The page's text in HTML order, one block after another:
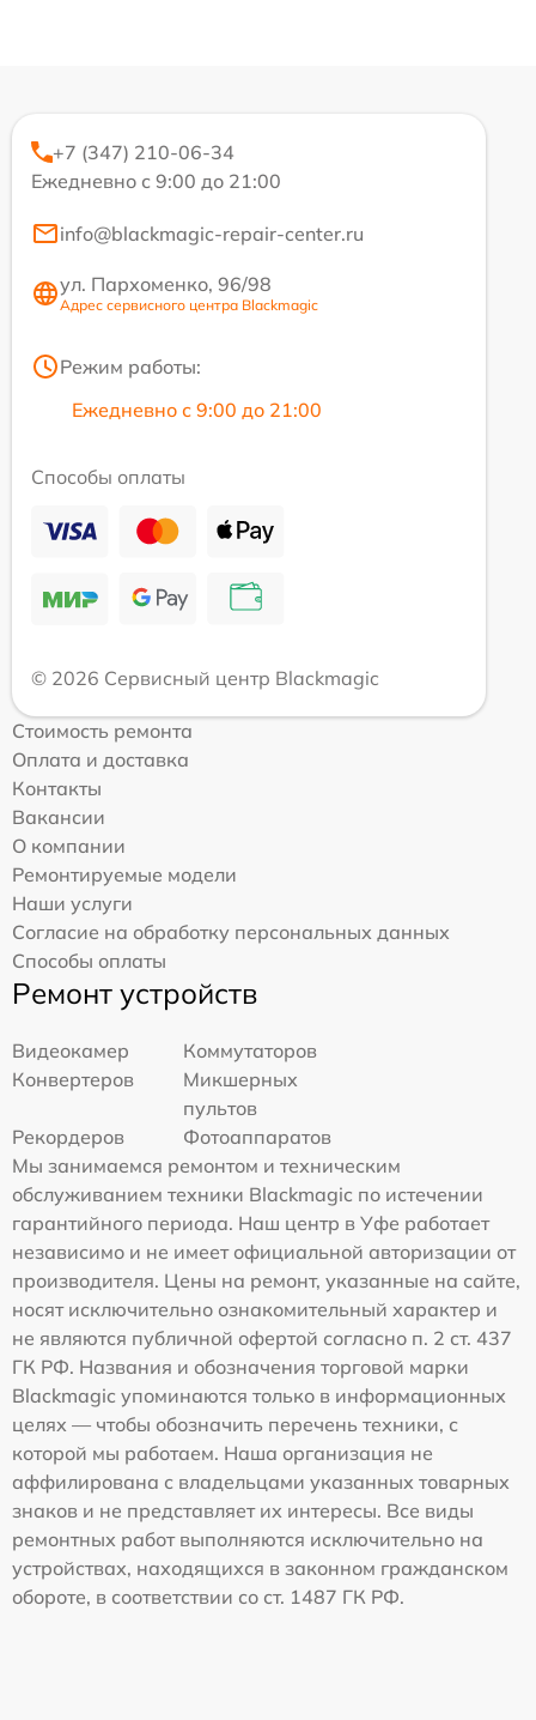
+7 (347) 210-06-34
Ежедневно с 9:00 до 21:00
info@blackmagic-repair-center.ru
ул. Пархоменко, 96/98
Адрес сервисного центра Blackmagic
Режим работы:
Ежедневно с 9:00 до 21:00
Способы оплаты
© 2026 Сервисный центр Blackmagic
Стоимость ремонта
Оплата и доставка
Контакты
Вакансии
О компании
Ремонтируемые модели
Наши услуги
Согласие на обработку персональных данных
Способы оплаты
Ремонт устройств
Видеокамер
Коммутаторов
Конвертеров
Микшерных
пультов
Рекордеров
Фотоаппаратов
Мы занимаемся ремонтом и техническим
обслуживанием техники Blackmagic по истечении
гарантийного периода. Наш центр в Уфе работает
независимо и не имеет официальной авторизации от
производителя. Цены на ремонт, указанные на сайте,
носят исключительно ознакомительный характер и
не являются публичной офертой согласно п. 2 ст. 437
ГК РФ. Названия и обозначения торговой марки
Blackmagic упоминаются только в информационных
целях — чтобы обозначить перечень техники, с
которой мы работаем. Наша организация не
аффилирована с владельцами указанных товарных
знаков и не представляет их интересы. Все виды
ремонтных работ выполняются исключительно на
устройствах, находящихся в законном гражданском
обороте, в соответствии со ст. 1487 ГК РФ.